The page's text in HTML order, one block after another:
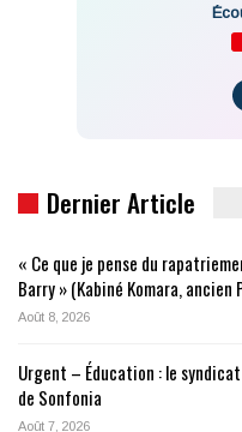
Dernier Article
« Ce que je pense du
Barry » (Kabiné Komara,
Août 8, 2026
Urgent – Éducation : le
de Sonfonia
Août 7, 2026